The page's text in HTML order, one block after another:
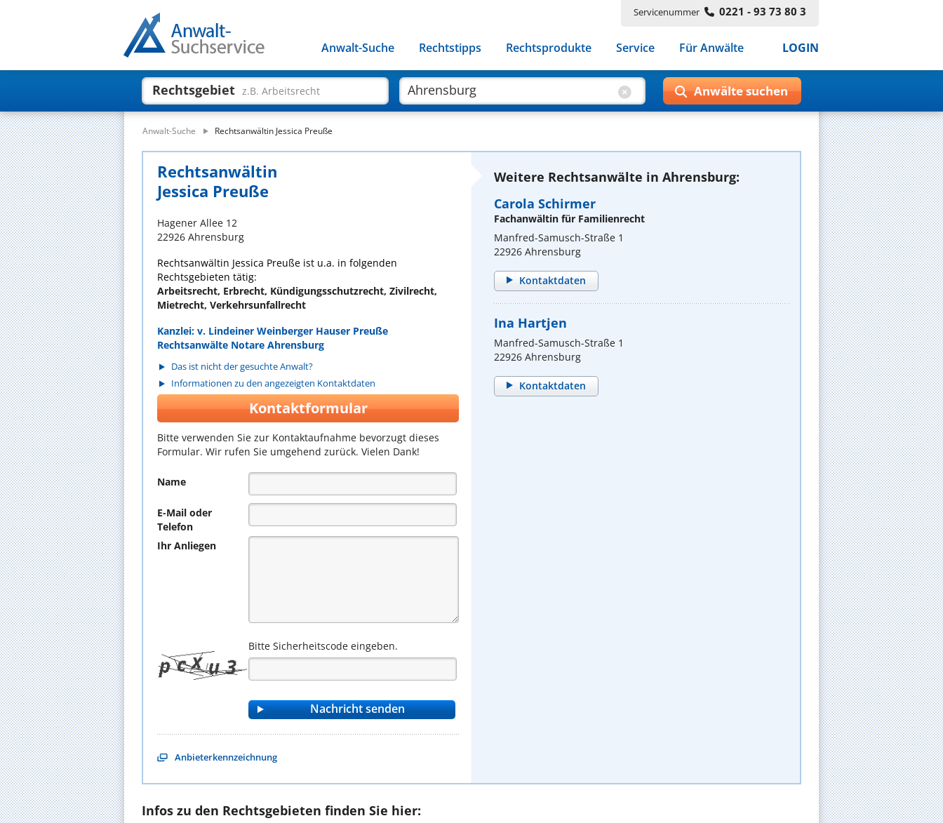
Servicenummer 0221 - 93 73 80 3
Anwalt-Suche Rechtstipps Rechtsprodukte Service Für Anwälte LOGIN
Rechtsgebiet z.B. Arbeitsrecht
Anwalt-Suche Rechtsanwältin Jessica Preuße
Rechtsanwältin
Jessica Preuße
Hagener Allee 12
22926 Ahrensburg
Rechtsanwältin Jessica Preuße ist u.a. in folgenden
Rechtsgebieten tätig:
Arbeitsrecht, Erbrecht, Kündigungsschutzrecht, Zivilrecht,
Mietrecht, Verkehrsunfallrecht
Kanzlei: v. Lindeiner Weinberger Hauser Preuße
Rechtsanwälte Notare Ahrensburg
Das ist nicht der gesuchte Anwalt?
Informationen zu den angezeigten Kontaktdaten
Kontaktformular
Bitte verwenden Sie zur Kontaktaufnahme bevorzugt dieses
Formular. Wir rufen Sie umgehend zurück. Vielen Dank!
Name
E-Mail oder
Telefon
Ihr Anliegen
Bitte Sicherheitscode eingeben.
Anbieterkennzeichnung
Weitere Rechtsanwälte in Ahrensburg:
Carola Schirmer
Fachanwältin für Familienrecht
Manfred-Samusch-Straße 1
22926 Ahrensburg
Kontaktdaten
Ina Hartjen
Manfred-Samusch-Straße 1
22926 Ahrensburg
Kontaktdaten
Infos zu den Rechtsgebieten finden Sie hier: